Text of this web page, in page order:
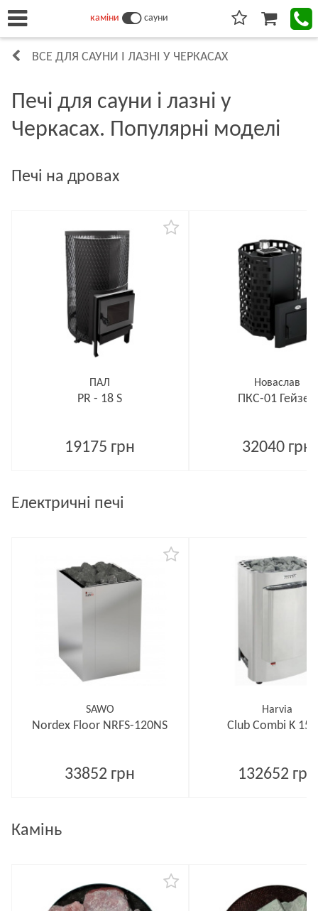
каміни сауни
ВСЕ ДЛЯ САУНИ І ЛАЗНІ У ЧЕРКАСАХ
Печі для сауни і лазні у
Черкасах. Популярні моделі
Печі на дровах
ПАЛ
PR - 18 S
19175 грн
Новаслав
ПКС-01 Гейзер
32040 грн
Електричні печі
SAWO
Nordex Floor NRFS-120NS
33852 грн
Harvia
Club Combi K 15
132652 грн
Камінь